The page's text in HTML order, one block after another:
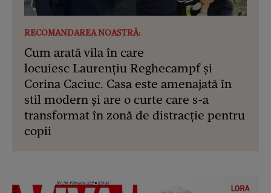
RECOMANDAREA NOASTRĂ:
Cum arată vila în care
locuiesc Laurențiu Reghecampf și
Corina Caciuc. Casa este amenajată în
stil modern și are o curte care s-a
transformat în zonă de distracție pentru
copii